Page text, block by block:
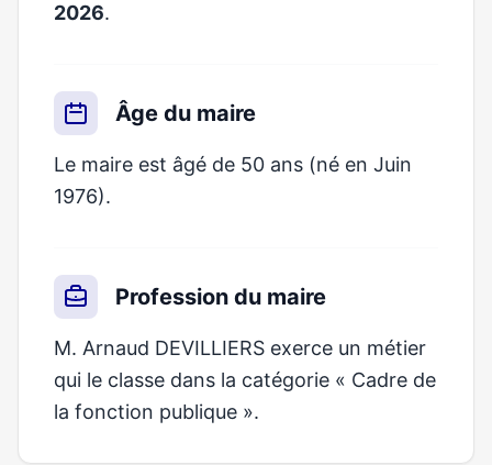
2026.
Âge du maire
Le maire est âgé de 50 ans (né en Juin
1976).
Profession du maire
M. Arnaud DEVILLIERS exerce un métier
qui le classe dans la catégorie « Cadre de
la fonction publique ».